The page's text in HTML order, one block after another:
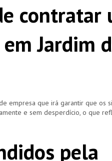
contratar
Jardim
empresa que irá garantir que os
e sem desperdício, o que
pela